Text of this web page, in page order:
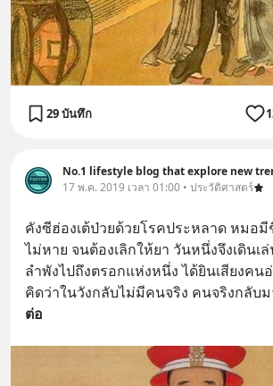
29 บันทึก
17 พ.ค. 2019 เวลา 01:00 • ประวัติศาสตร์
คังซีฮ่องเต้ป่วยด้วยโรคประหลาด หมอ
ไม่หาย จนต้องเลิกให้ยา วันหนึ่งจึงเดินเ
ลำพังไปถึงตรอกแห่งหนึ่ง ได้ยินเสียงคน
คิดว่าในวังกลับไม่มีคนจริง คนจริงกลับ
ต่อ